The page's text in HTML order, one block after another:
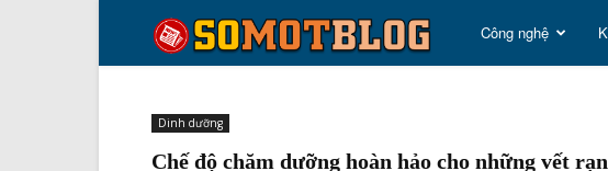
so
blog
Công nghệ
Dinh dưỡng
Chế độ chăm dưỡng hoàn hảo cho những vết